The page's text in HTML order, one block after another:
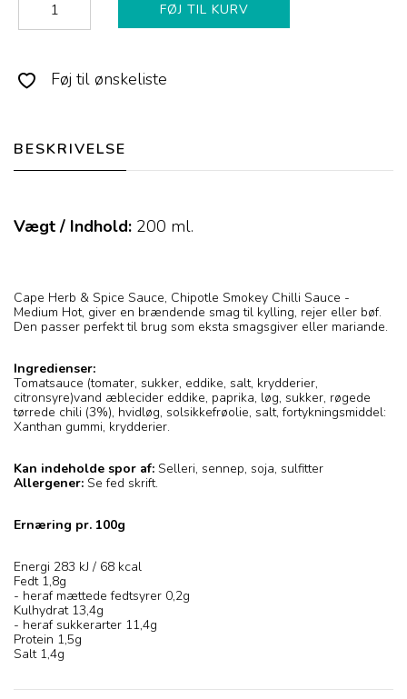
FØJ TIL KURV
Føj til ønskeliste
BESKRIVELSE
Vægt / Indhold: 200 ml.
Cape Herb & Spice Sauce, Chipotle Smokey Chilli Sauce -
Medium Hot, giver en brændende smag til kylling, rejer eller bøf.
Den passer perfekt til brug som eksta smagsgiver eller mariande.
Ingredienser:
Tomatsauce (tomater, sukker, eddike, salt, krydderier,
citronsyre)vand æblecider eddike, paprika, løg, sukker, røgede
tørrede chili (3%), hvidløg, solsikkefrøolie, salt, fortykningsmiddel:
Xanthan gummi, krydderier.
Kan indeholde spor af: Selleri, sennep, soja, sulfitter
Allergener: Se fed skrift.
Ernæring pr. 100g
Energi 283 kJ / 68 kcal
Fedt 1,8g
- heraf mættede fedtsyrer 0,2g
Kulhydrat 13,4g
- heraf sukkerarter 11,4g
Protein 1,5g
Salt 1,4g